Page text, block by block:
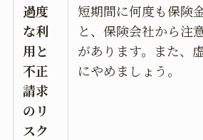
過度
な利
用と
不正
請求
のリ
スク
短期間に何度も保険
と、保険会社から注
があります。また、
にやめましょう。